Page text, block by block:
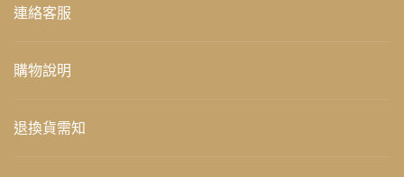
連絡客服
購物說明
退換貨需知